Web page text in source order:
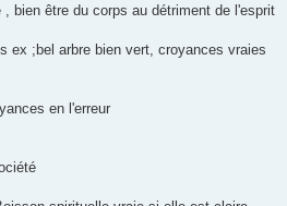
bien être du corps au détriment de l'esprit
ex ;bel arbre bien vert, croyances vraies
en l'erreur